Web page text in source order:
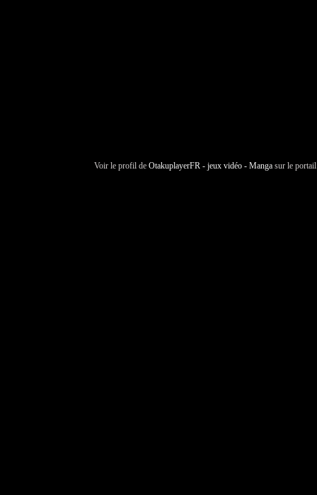
Voir le profil de OtakuplayerFR - jeux vidéo - Manga sur le